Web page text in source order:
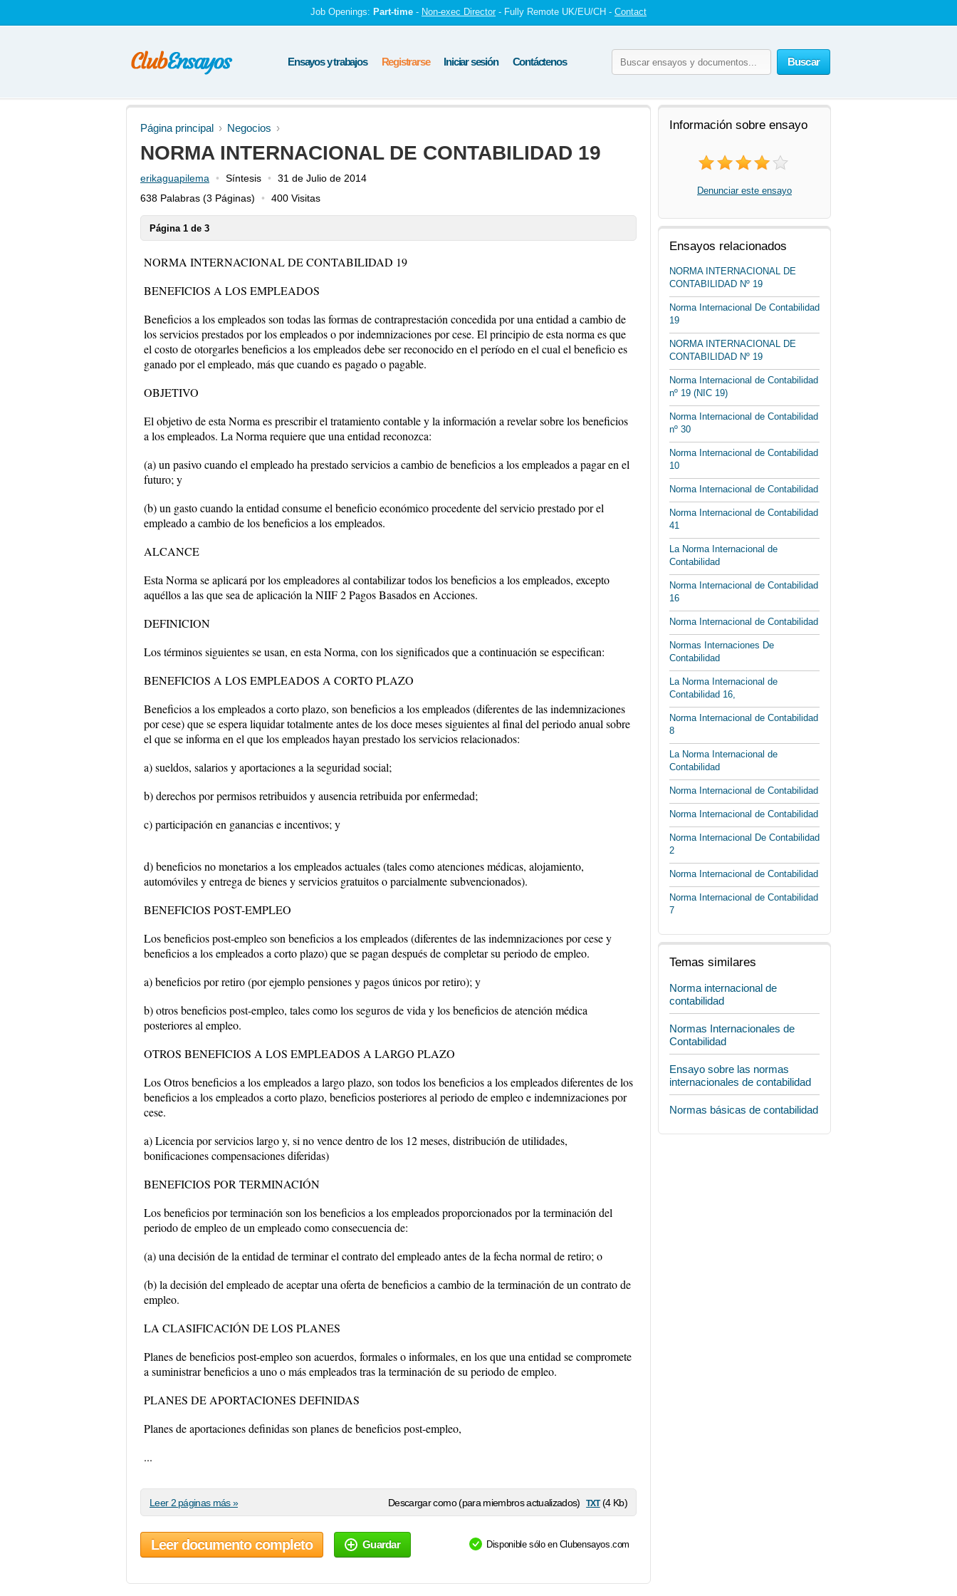
Job Openings: Part-time - Non-exec Director - Fully Remote UK/EU/CH - Contact
Buscar
Ensayos y trabajos Registrarse Iniciar sesión Contáctenos
Página principal Negocios
NORMA INTERNACIONAL DE CONTABILIDAD 19
erikaguapilema Síntesis
31 de Julio de 2014
638 Palabras (3 Páginas) 400 Visitas
Página 1 de 3
NORMA INTERNACIONAL DE CONTABILIDAD 19
BENEFICIOS A LOS EMPLEADOS
Beneficios a los empleados son todas las formas de contraprestación concedida por una entidad a cambio de
los servicios prestados por los empleados o por indemnizaciones por cese. El principio de esta norma es que
el costo de otorgarles beneficios a los empleados debe ser reconocido en el período en el cual el beneficio es
ganado por el empleado, más que cuando es pagado o pagable.
OBJETIVO
El objetivo de esta Norma es prescribir el tratamiento contable y la información a revelar sobre los beneficios
a los empleados. La Norma requiere que una entidad reconozca:
(a) un pasivo cuando el empleado ha prestado servicios a cambio de beneficios a los empleados a pagar en el
futuro; y
(b) un gasto cuando la entidad consume el beneficio económico procedente del servicio prestado por el
empleado a cambio de los beneficios a los empleados.
ALCANCE
Esta Norma se aplicará por los empleadores al contabilizar todos los beneficios a los empleados, excepto
aquéllos a las que sea de aplicación la NIIF 2 Pagos Basados en Acciones.
DEFINICION
Los términos siguientes se usan, en esta Norma, con los significados que a continuación se especifican:
BENEFICIOS A LOS EMPLEADOS A CORTO PLAZO
Beneficios a los empleados a corto plazo, son beneficios a los empleados (diferentes de las indemnizaciones
por cese) que se espera liquidar totalmente antes de los doce meses siguientes al final del periodo anual sobre
el que se informa en el que los empleados hayan prestado los servicios relacionados:
a) sueldos, salarios y aportaciones a la seguridad social;
b) derechos por permisos retribuidos y ausencia retribuida por enfermedad;
c) participación en ganancias e incentivos; y
d) beneficios no monetarios a los empleados actuales (tales como atenciones médicas, alojamiento,
automóviles y entrega de bienes y servicios gratuitos o parcialmente subvencionados).
BENEFICIOS POST-EMPLEO
Los beneficios post-empleo son beneficios a los empleados (diferentes de las indemnizaciones por cese y
beneficios a los empleados a corto plazo) que se pagan después de completar su periodo de empleo.
a) beneficios por retiro (por ejemplo pensiones y pagos únicos por retiro); y
b) otros beneficios post-empleo, tales como los seguros de vida y los beneficios de atención médica
posteriores al empleo.
OTROS BENEFICIOS A LOS EMPLEADOS A LARGO PLAZO
Los Otros beneficios a los empleados a largo plazo, son todos los beneficios a los empleados diferentes de los
beneficios a los empleados a corto plazo, beneficios posteriores al periodo de empleo e indemnizaciones por
cese.
a) Licencia por servicios largo y, si no vence dentro de los 12 meses, distribución de utilidades,
bonificaciones compensaciones diferidas)
BENEFICIOS POR TERMINACIÓN
Los beneficios por terminación son los beneficios a los empleados proporcionados por la terminación del
periodo de empleo de un empleado como consecuencia de:
(a) una decisión de la entidad de terminar el contrato del empleado antes de la fecha normal de retiro; o
(b) la decisión del empleado de aceptar una oferta de beneficios a cambio de la terminación de un contrato de
empleo.
LA CLASIFICACIÓN DE LOS PLANES
Planes de beneficios post-empleo son acuerdos, formales o informales, en los que una entidad se compromete
a suministrar beneficios a uno o más empleados tras la terminación de su periodo de empleo.
PLANES DE APORTACIONES DEFINIDAS
Planes de aportaciones definidas son planes de beneficios post-empleo,
...
Descargar como (para miembros actualizados) txt(4 Kb)
Leer 2 páginas más »
Leer documento completo Guardar Disponible sólo en Clubensayos.com
Información sobre ensayo
Denunciar este ensayo
Ensayos relacionados
NORMA INTERNACIONAL DE
CONTABILIDAD Nº 19
Norma Internacional De Contabilidad
19
NORMA INTERNACIONAL DE
CONTABILIDAD Nº 19
Norma Internacional de Contabilidad
nº 19 (NIC 19)
Norma Internacional de Contabilidad
nº 30
Norma Internacional de Contabilidad
10
Norma Internacional de Contabilidad
Norma Internacional de Contabilidad
41
La Norma Internacional de
Contabilidad
Norma Internacional de Contabilidad
16
Norma Internacional de Contabilidad
Normas Internaciones De
Contabilidad
La Norma Internacional de
Contabilidad 16,
Norma Internacional de Contabilidad
8
La Norma Internacional de
Contabilidad
Norma Internacional de Contabilidad
Norma Internacional de Contabilidad
Norma Internacional De Contabilidad
2
Norma Internacional de Contabilidad
Norma Internacional de Contabilidad
7
Temas similares
Norma internacional de
contabilidad
Normas Internacionales de
Contabilidad
Ensayo sobre las normas
internacionales de contabilidad
Normas básicas de contabilidad